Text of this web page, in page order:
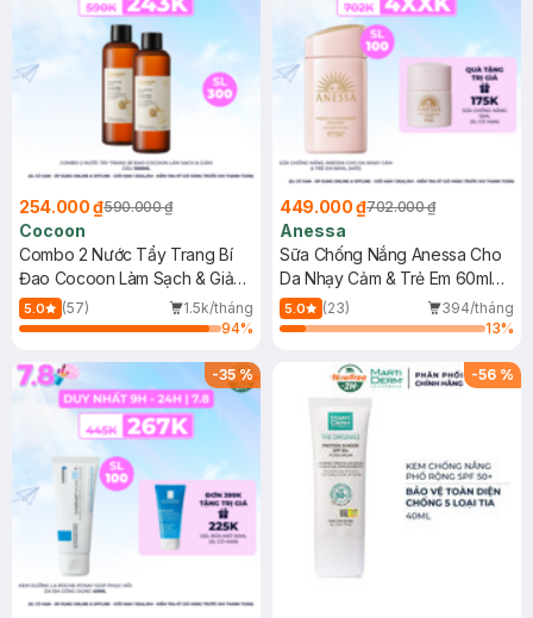
254.000 ₫590.000 ₫
Cocoon
Combo 2 Nước Tẩy Trang Bí
Đao Cocoon Làm Sạch & Giảm
Dầu 500ml
5.0 (57)
1.5k/tháng
94%
449.000 ₫702.000 ₫
Anessa
Sữa Chống Nắng Anessa Cho
Da Nhạy Cảm & Trẻ Em 60ml
(Mới)
5.0 (23)
394/tháng
13%
-35% -56 %